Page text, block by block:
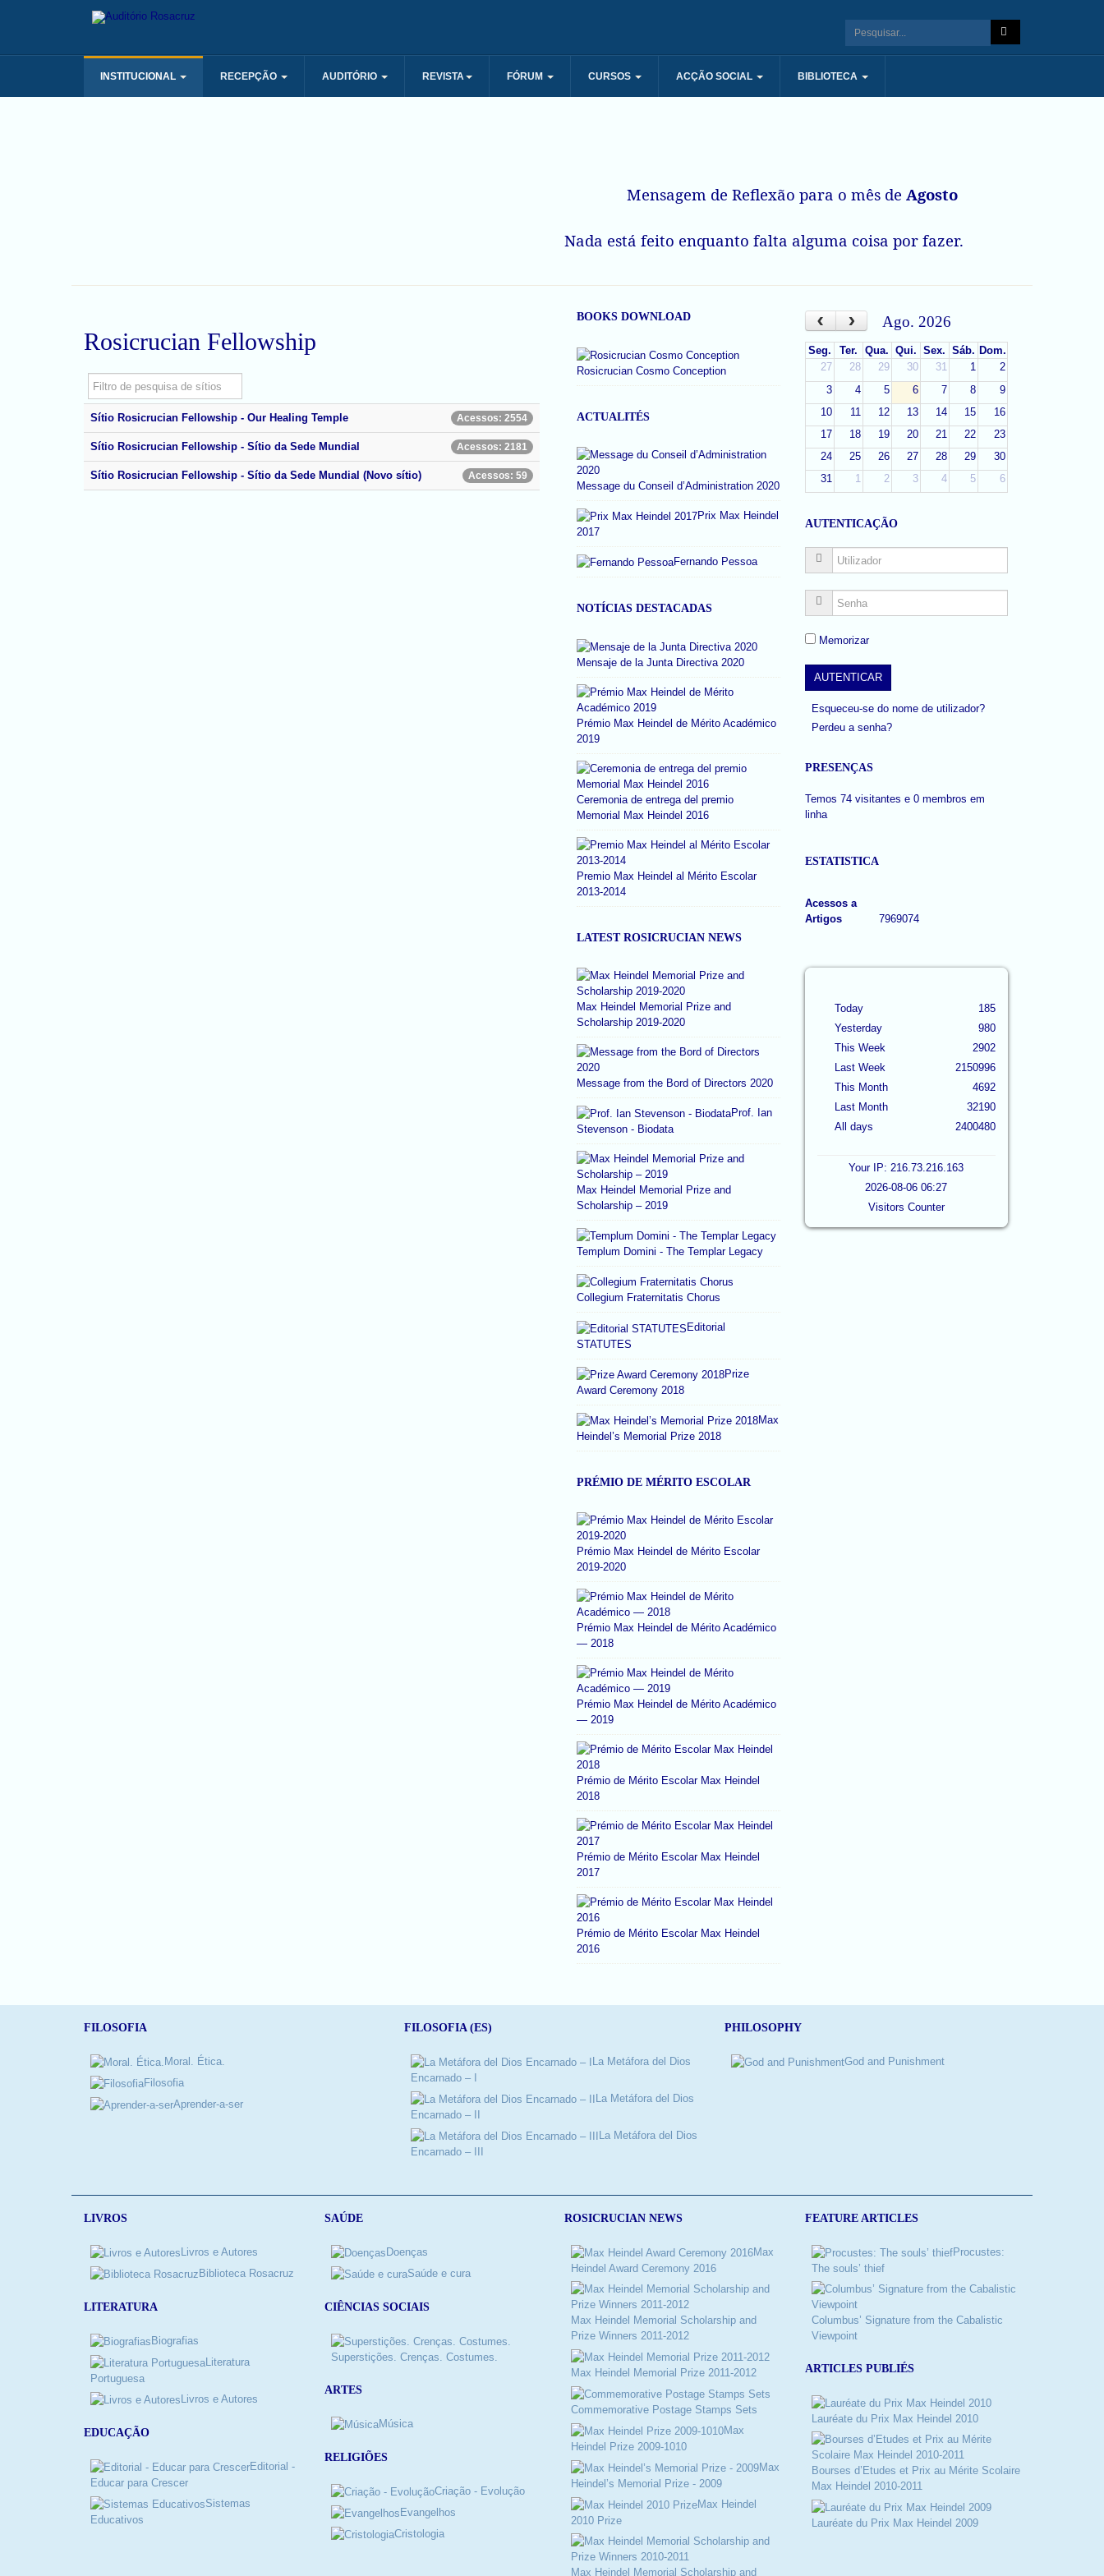
INSTITUCIONAL RECEPÇÃO AUDITÓRIO REVISTA FÓRUM CURSOS ACÇÃO SOCIAL BIBLIOTECA
Mensagem de Reflexão para o mês de Agosto
Nada está feito enquanto falta alguma coisa por fazer.
Rosicrucian Fellowship
Não publicado Filtro
Acessos: 2554
Sítio Rosicrucian Fellowship - Our Healing Temple
Acessos: 2181
Sítio Rosicrucian Fellowship - Sítio da Sede Mundial
Acessos: 59
Sítio Rosicrucian Fellowship - Sítio da Sede Mundial (Novo sítio)
BOOKS DOWNLOAD
Rosicrucian Cosmo Conception
ACTUALITÉS
Message du Conseil d’Administration 2020
Prix Max Heindel
2017
Fernando Pessoa
NOTÍCIAS DESTACADAS
Mensaje de la Junta Directiva 2020
Prémio Max Heindel de Mérito Académico
2019
Ceremonia de entrega del premio
Memorial Max Heindel 2016
Premio Max Heindel al Mérito Escolar
2013-2014
LATEST ROSICRUCIAN NEWS
Max Heindel Memorial Prize and
Scholarship 2019-2020
Message from the Bord of Directors 2020
Prof. Ian
Stevenson - Biodata
Max Heindel Memorial Prize and
Scholarship – 2019
Templum Domini - The Templar Legacy
Collegium Fraternitatis Chorus
Editorial
STATUTES
Prize
Award Ceremony 2018
Max
Heindel’s Memorial Prize 2018
PRÉMIO DE MÉRITO ESCOLAR
Prémio Max Heindel de Mérito Escolar
2019-2020
Prémio Max Heindel de Mérito Académico
— 2018
Prémio Max Heindel de Mérito Académico
— 2019
Prémio de Mérito Escolar Max Heindel
2018
Prémio de Mérito Escolar Max Heindel
2017
Prémio de Mérito Escolar Max Heindel
2016
‹ › Ago. 2026
Seg. Ter. Qua. Qui. Sex. Sáb. Dom.
27
28 29 30 31 1
2
3
4 5 6 7 8
9
10
11 12 13 14 15
16
17
18 19 20 21 22
23
24
25 26 27 28 29
30
31
1 2 3 4 5 6
AUTENTICAÇÃO
Memorizar
Esqueceu-se do nome de utilizador?
Perdeu a senha?
PRESENÇAS
Temos 74 visitantes e 0 membros em
linha
ESTATISTICA
Acessos a
Artigos
7969074
Today
Yesterday
This Week
Last Week
This Month
Last Month
All days
185
980
2902
2150996
4692
32190
2400480
Your IP: 216.73.216.163
2026-08-06 06:27
Visitors Counter
FILOSOFIA
Moral. Ética.
Filosofia
Aprender-a-ser
FILOSOFIA (ES)
La Metáfora del Dios
Encarnado – I
La Metáfora del Dios
Encarnado – II
La Metáfora del Dios
Encarnado – III
PHILOSOPHY
God and Punishment
LIVROS
Livros e Autores
Biblioteca Rosacruz
LITERATURA
Biografias
Literatura
Portuguesa
Livros e Autores
EDUCAÇÃO
Editorial -
Educar para Crescer
Sistemas
Educativos
SAÚDE
Doenças
Saúde e cura
CIÊNCIAS SOCIAIS
Superstições. Crenças. Costumes.
ARTES
Música
RELIGIÕES
Criação - Evolução
Evangelhos
Cristologia
ROSICRUCIAN NEWS
Max
Heindel Award Ceremony 2016
Max Heindel Memorial Scholarship and
Prize Winners 2011-2012
Max Heindel Memorial Prize 2011-2012
Commemorative Postage Stamps Sets
Max
Heindel Prize 2009-1010
Max
Heindel’s Memorial Prize - 2009
Max Heindel
2010 Prize
Max Heindel Memorial Scholarship and
FEATURE ARTICLES
Procustes:
The souls’ thief
Columbus’ Signature from the Cabalistic
Viewpoint
ARTICLES PUBLIÉS
Lauréate du Prix Max Heindel 2010
Bourses d’Etudes et Prix au Mérite Scolaire
Max Heindel 2010-2011
Lauréate du Prix Max Heindel 2009